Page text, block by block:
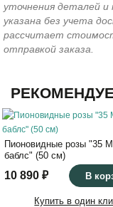
уточнения деталей
указана без учета
рассчитает
отправкой заказа.
Пионовидные розы "35
баблс" (50 см)
10 890 ₽ В
Купить в один